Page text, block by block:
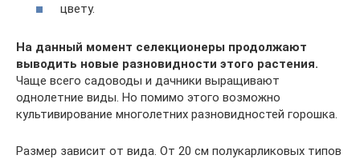
цвету.
На данный момент селекционеры продолжают
выводить новые разновидности этого растения.
Чаще всего садоводы и дачники выращивают
однолетние виды. Но помимо этого возможно
культивирование многолетних разновидностей горошка.
Размер зависит от вида. От 20 см полукарликовых типов